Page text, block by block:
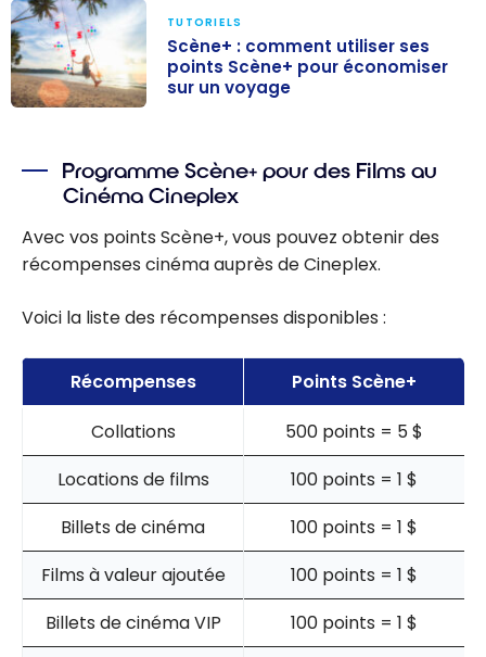
utiliser ses
points Scène+
pour
économiser sur
TUTORIELS
Scène+ : comment utiliser ses
points Scène+ pour économiser
sur un voyage
Programme Scène+ pour des Films au
Cinéma Cineplex
Avec vos points Scène+, vous pouvez obtenir des
récompenses cinéma auprès de Cineplex.
Voici la liste des récompenses disponibles :
Récompenses
Points Scène+
Collations
500 points = 5 $
Locations de films
100 points = 1 $
Billets de cinéma
100 points = 1 $
Films à valeur ajoutée
100 points = 1 $
Billets de cinéma VIP
100 points = 1 $